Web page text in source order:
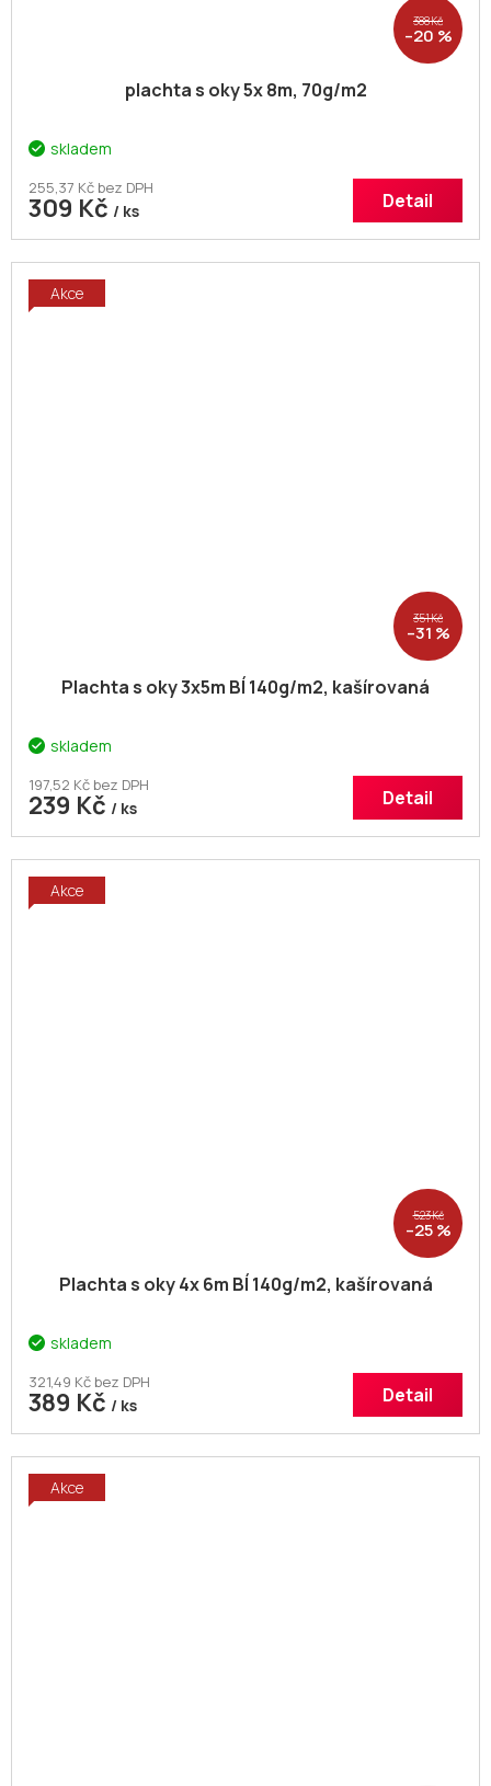
388 Kč
–20 %
plachta s oky 5x 8m, 70g/m2
skladem
255,37 Kč bez DPH
309 Kč / ks Detail
Akce
351 Kč
–31 %
Plachta s oky 3x5m BÍ 140g/m2, kašírovaná
skladem
197,52 Kč bez DPH
239 Kč / ks Detail
Akce
523 Kč
–25 %
Plachta s oky 4x 6m BÍ 140g/m2, kašírovaná
skladem
321,49 Kč bez DPH
389 Kč / ks Detail
Akce